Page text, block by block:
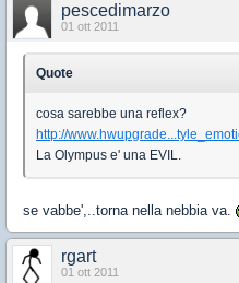
pescedimarzo
01 ott 2011
Quote
cosa sarebbe una reflex?
http://
La Olympus e' una EVIL.
se vabbe',..torna nella nebbia va.
rgart
01 ott 2011